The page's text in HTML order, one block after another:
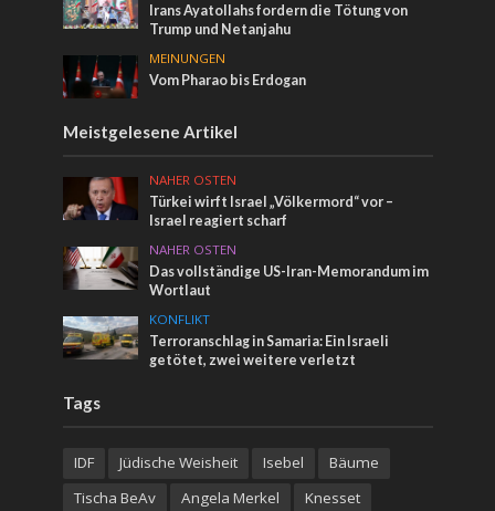
Irans Ayatollahs fordern die Tötung von
Trump und Netanjahu
MEINUNGEN
Vom Pharao bis Erdogan
Meistgelesene Artikel
NAHER OSTEN
Türkei wirft Israel „Völkermord“ vor –
Israel reagiert scharf
NAHER OSTEN
Das vollständige US-Iran-Memorandum im
Wortlaut
KONFLIKT
Terroranschlag in Samaria: Ein Israeli
getötet, zwei weitere verletzt
Tags
IDF Jüdische Weisheit Isebel
Bäume
Tischa BeAv
Angela Merkel Knesset